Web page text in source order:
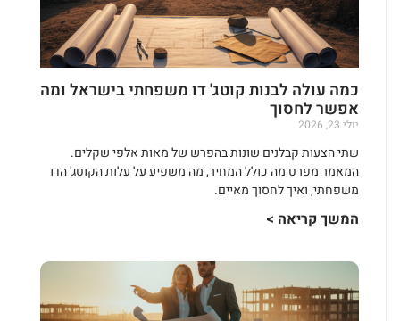
כמה עולה לבנות קוטג' דו משפחתי בישראל ומה
אפשר לחסוך
יולי 23, 2026
שתי הצעות קבלנים שונות בהפרש של מאות אלפי שקלים.
המאמר מפרט מה כולל המחיר, מה משפיע על עלות הקוטג' הדו
משפחתי, ואיך לחסוך מאיים.
המשך קריאה >